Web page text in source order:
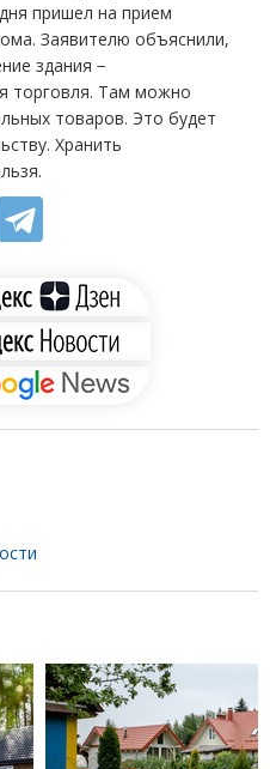
пришел на прием
Заявителю объяснили,
здания −
торговля. Там можно
товаров. Это будет
Хранить